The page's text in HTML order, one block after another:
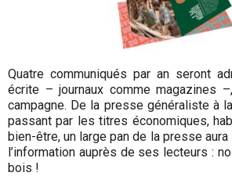
Quatre communiqués par an seront
écrite – journaux comme magazines
campagne. De la presse généraliste à
passant par les titres économiques,
bien-être, un large pan de la presse aura
l’information auprès de ses lecteurs :
bois !